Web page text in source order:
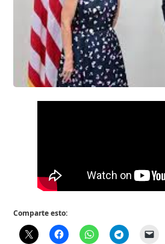
Comparte esto: